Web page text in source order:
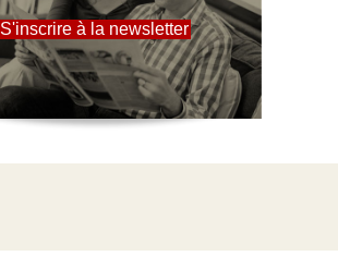
S'inscrire à la newsletter